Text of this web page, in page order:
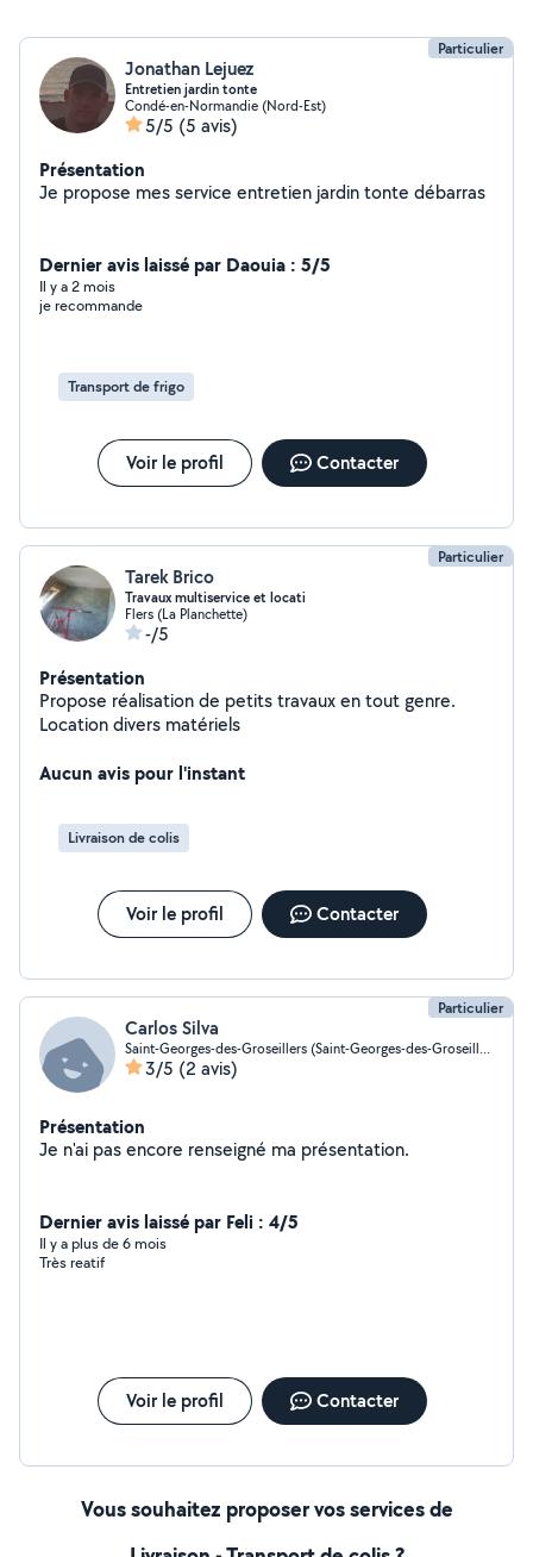
Particulier
Jonathan Lejuez
Entretien jardin tonte
Condé-en-Normandie (Nord-Est)
5/5 (5 avis)
Présentation
Je propose mes service entretien jardin tonte débarras
Dernier avis laissé par Daouia : 5/5
Il y a 2 mois
je recommande
Transport de frigo
Voir le profil Contacter
Particulier
Tarek Brico
Travaux multiservice et locati
Flers (La Planchette)
-/5
Présentation
Propose réalisation de petits travaux en tout genre.
Location divers matériels
Aucun avis pour l'instant
Livraison de colis
Voir le profil Contacter
Particulier
Carlos Silva
Saint-Georges-des-Groseillers (Saint-Georges-des-Groseillers)
3/5 (2 avis)
Présentation
Je n'ai pas encore renseigné ma présentation.
Dernier avis laissé par Feli : 4/5
Il y a plus de 6 mois
Très reatif
Voir le profil Contacter
Vous souhaitez proposer vos services de